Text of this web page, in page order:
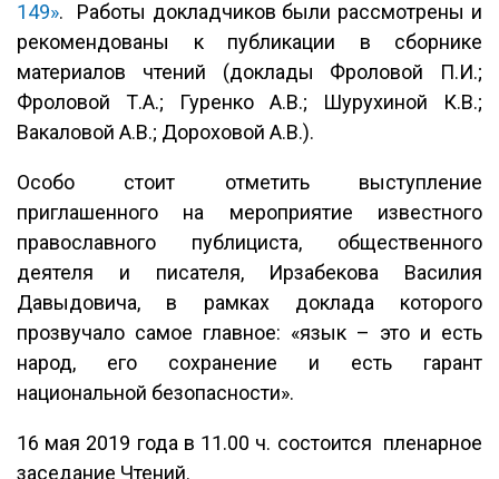
149». Работы докладчиков были рассмотрены и
рекомендованы к публикации в сборнике
материалов чтений (доклады Фроловой П.И.;
Фроловой Т.А.; Гуренко А.В.; Шурухиной К.В.;
Вакаловой А.В.; Дороховой А.В.).
Особо стоит отметить выступление
приглашенного на мероприятие известного
православного публициста, общественного
деятеля и писателя, Ирзабекова Василия
Давыдовича, в рамках доклада которого
прозвучало самое главное: «язык – это и есть
народ, его сохранение и есть гарант
национальной безопасности».
16 мая 2019 года в 11.00 ч. состоится пленарное
заседание Чтений.